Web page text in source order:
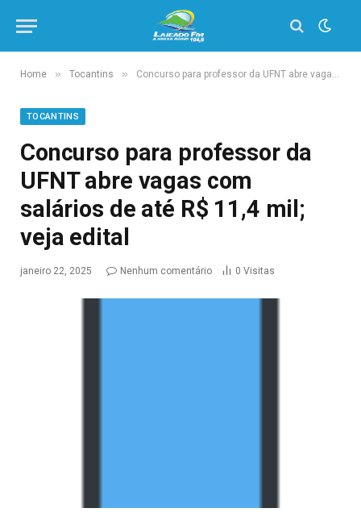
Home » Tocantins » Concurso para professor da UFNT abre vagas com salários de até R$ 11,4 mil; veja edital
TOCANTINS
Concurso para professor da
UFNT abre vagas com
salários de até R$ 11,4 mil;
veja edital
janeiro 22, 2025 Nenhum comentário 0 Visitas